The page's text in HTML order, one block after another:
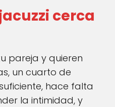
cerca
pareja y quieren
un cuarto de
hace falta
la intimidad, y